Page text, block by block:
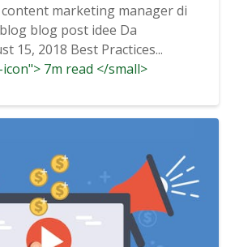
marketing manager di
blog post idee Da
15, 2018 Best Practices...
7m read </small>